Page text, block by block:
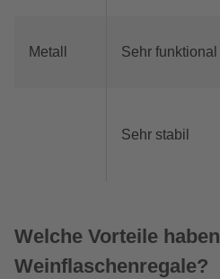
Metall Sehr funktional
Sehr stabil
Welche Vorteile haben
Weinflaschenregale?